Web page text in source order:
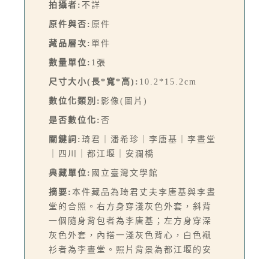
拍攝者: 不詳
原件與否: 原件
藏品層次: 單件
數量單位: 1張
尺寸大小(長*寬*高): 10.2*15.2cm
數位化類別: 影像(圖片)
是否數位化: 否
關鍵詞: 琦君｜潘希珍｜李唐基｜李晝堂
｜四川｜都江堰｜安瀾橋
典藏單位: 國立臺灣文學館
摘要: 本件藏品為琦君丈夫李唐基與李晝
堂的合照。右方身穿淺灰色外套，斜背
一個隨身背包者為李唐基；左方身穿深
灰色外套，內搭一淺灰色背心，白色襯
衫者為李晝堂。照片背景為都江堰的安